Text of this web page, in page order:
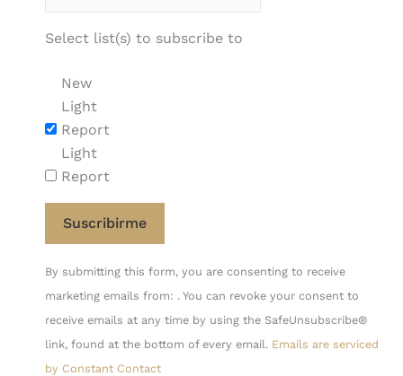
Select list(s) to subscribe to
New
Light
Report
Light
Report
Constant
Contact
Use.
Please
leave
By submitting this form, you are consenting to receive
marketing emails from: . You can revoke your consent to
receive emails at any time by using the SafeUnsubscribe®
link, found at the bottom of every email. Emails are serviced
by Constant Contact